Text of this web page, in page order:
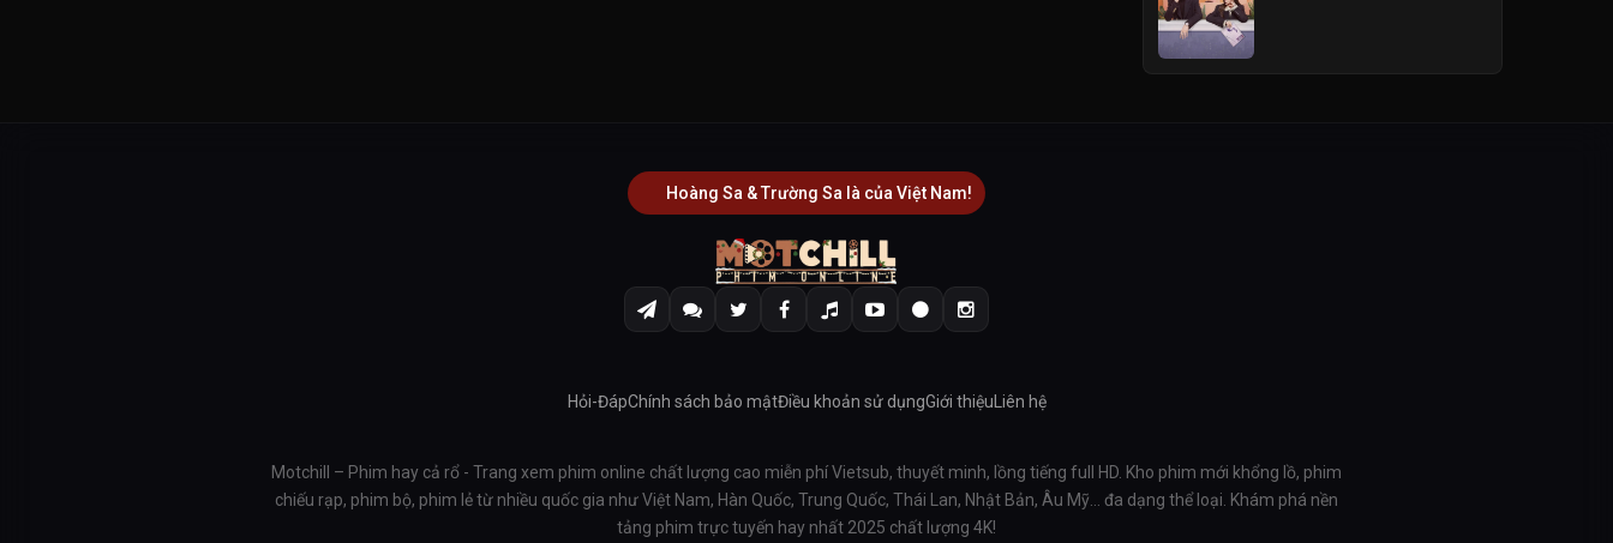
Hoàng Sa & Trường Sa là của Việt Nam!
Hỏi-ĐápChính sách bảo mậtĐiều khoản sử dụngGiới thiệuLiên hệ
Motchill – Phim hay cả rổ - Trang xem phim online chất lượng cao miễn phí Vietsub, thuyết minh, lồng tiếng full HD. Kho phim mới khổng lồ, phim
chiếu rạp, phim bộ, phim lẻ từ nhiều quốc gia như Việt Nam, Hàn Quốc, Trung Quốc, Thái Lan, Nhật Bản, Âu Mỹ… đa dạng thể loại. Khám phá nền
tảng phim trực tuyến hay nhất 2025 chất lượng 4K!